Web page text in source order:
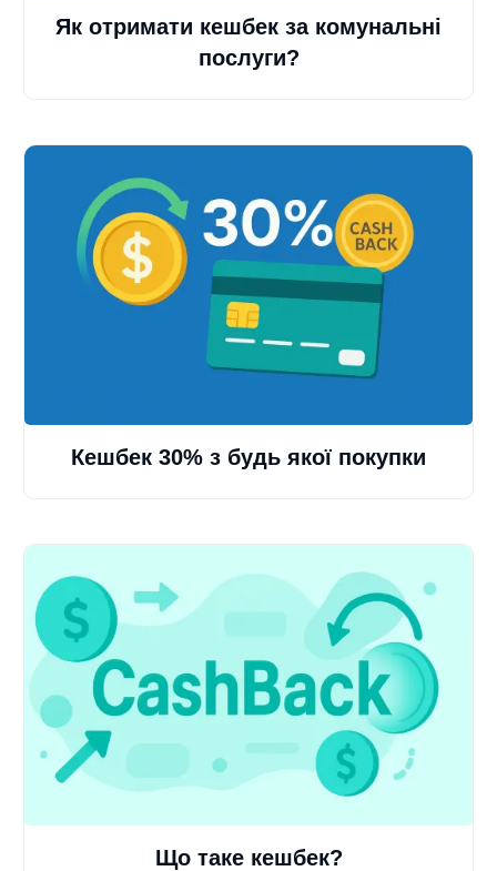
Як отримати кешбек за комунальні
послуги?
Кешбек 30% з будь якої покупки
Що таке кешбек?